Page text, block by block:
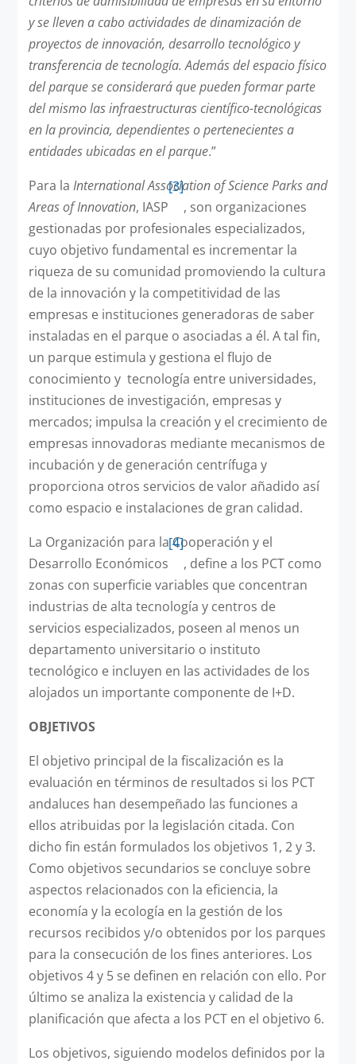
y se lleven a cabo actividades de dinamización de
proyectos de innovación, desarrollo tecnológico y
transferencia de tecnología. Además del espacio físico
del parque se considerará que pueden formar parte
del mismo las infraestructuras científico-tecnológicas
en la provincia, dependientes o pertenecientes a
entidades ubicadas en el parque.”
Para la International Association of Science Parks and
Areas of Innovation, IASP
[3]
, son organizaciones
gestionadas por profesionales especializados,
cuyo objetivo fundamental es incrementar la
riqueza de su comunidad promoviendo la cultura
de la innovación y la competitividad de las
empresas e instituciones generadoras de saber
instaladas en el parque o asociadas a él. A tal fin,
un parque estimula y gestiona el flujo de
conocimiento y tecnología entre universidades,
instituciones de investigación, empresas y
mercados; impulsa la creación y el crecimiento de
empresas innovadoras mediante mecanismos de
incubación y de generación centrífuga y
proporciona otros servicios de valor añadido así
como espacio e instalaciones de gran calidad.
La Organización para la Cooperación y el
Desarrollo Económicos
[4]
, define a los PCT como
zonas con superficie variables que concentran
industrias de alta tecnología y centros de
servicios especializados, poseen al menos un
departamento universitario o instituto
tecnológico e incluyen en las actividades de los
alojados un importante componente de I+D.
OBJETIVOS
El objetivo principal de la fiscalización es la
evaluación en términos de resultados si los PCT
andaluces han desempeñado las funciones a
ellos atribuidas por la legislación citada. Con
dicho fin están formulados los objetivos 1, 2 y 3.
Como objetivos secundarios se concluye sobre
aspectos relacionados con la eficiencia, la
economía y la ecología en la gestión de los
recursos recibidos y/o obtenidos por los parques
para la consecución de los fines anteriores. Los
objetivos 4 y 5 se definen en relación con ello. Por
último se analiza la existencia y calidad de la
planificación que afecta a los PCT en el objetivo 6.
Los objetivos, siguiendo modelos definidos por la